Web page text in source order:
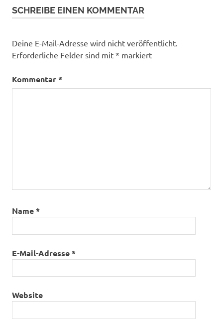
SCHREIBE EINEN KOMMENTAR
Deine E-Mail-Adresse wird nicht veröffentlicht.
Erforderliche Felder sind mit * markiert
Kommentar*
Name*
E-Mail-Adresse*
Website